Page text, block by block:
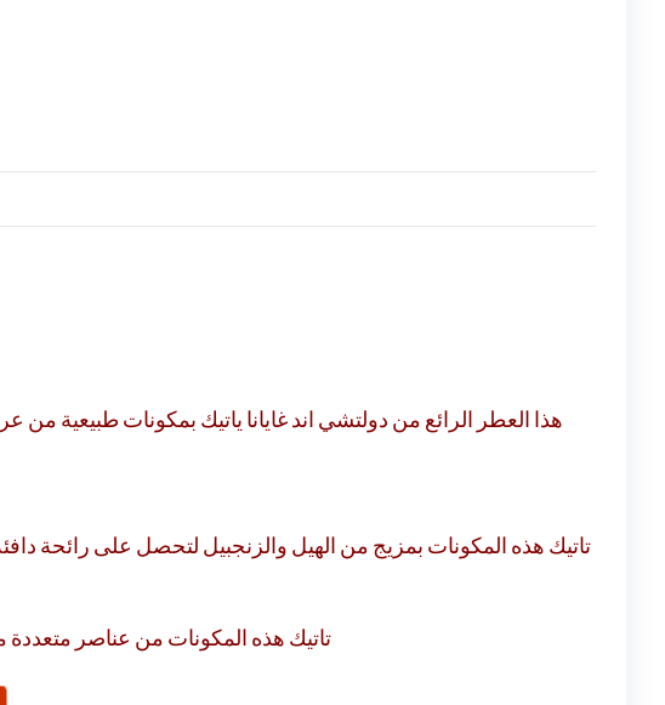
هذا العطر الرائع من دولتشي اند غايانا ياتيك بمكونات طبيعية
تاتيك هذه المكونات بمزيج من الهيل والزنجبيل لتحصل على رائحة
تاتيك هذه المكونات من عناصر